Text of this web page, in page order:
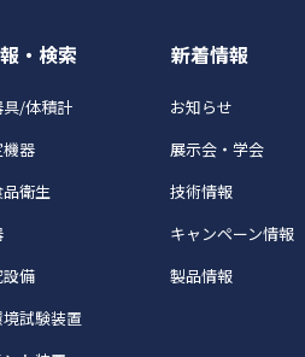
・検索
具/体積計
器
衛生
備
試験装置
新着情報
お知らせ
展示会・学会
技術情報
キャンペーン情報
製品情報